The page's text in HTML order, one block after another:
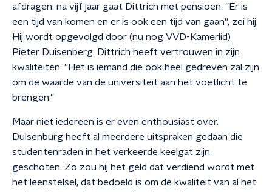
afdragen: na vijf jaar gaat Dittrich met pensioen. ''Er is
een tijd van komen en er is ook een tijd van gaan'', zei hij.
Hij wordt opgevolgd door (nu nog VVD-Kamerlid)
Pieter Duisenberg. Dittrich heeft vertrouwen in zijn
kwaliteiten: ''Het is iemand die ook heel gedreven zal zijn
om de waarde van de universiteit aan het voetlicht te
brengen.''
Maar niet iedereen is er even enthousiast over.
Duisenburg heeft al meerdere uitspraken gedaan die
studentenraden in het verkeerde keelgat zijn
geschoten. Zo zou hij het geld dat verdiend wordt met
het leenstelsel, dat bedoeld is om de kwaliteit van al het